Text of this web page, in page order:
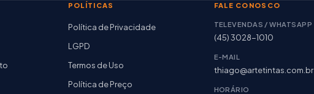
POLÍTICAS
Política de Privacidade
LGPD
Termos de Uso
Política de Preço
FALE CONOSCO
TELEVENDAS / WHATSAPP
(45) 3028-1010
E-MAIL
thiago@artetintas.com.br
HORÁRIO